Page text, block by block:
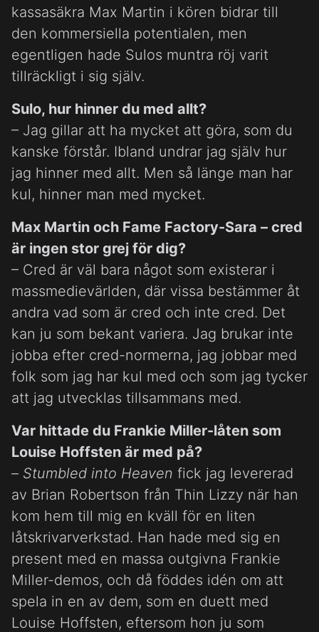
kassasäkra Max Martin i kören bidrar till
den kommersiella potentialen, men
egentligen hade Sulos muntra röj varit
tillräckligt i sig själv.
Sulo, hur hinner du med allt?
– Jag gillar att ha mycket att göra, som du
kanske förstår. Ibland undrar jag själv hur
jag hinner med allt. Men så länge man har
kul, hinner man med mycket.
Max Martin och Fame Factory-Sara – cred
är ingen stor grej för dig?
– Cred är väl bara något som existerar i
massmedievärlden, där vissa bestämmer åt
andra vad som är cred och inte cred. Det
kan ju som bekant variera. Jag brukar inte
jobba efter cred-normerna, jag jobbar med
folk som jag har kul med och som jag tycker
att jag utvecklas tillsammans med.
Var hittade du Frankie Miller-låten som
Louise Hoffsten är med på?
– Stumbled into Heaven fick jag levererad
av Brian Robertson från Thin Lizzy när han
kom hem till mig en kväll för en liten
låtskrivarverkstad. Han hade med sig en
present med en massa outgivna Frankie
Miller-demos, och då föddes idén om att
spela in en av dem, som en duett med
Louise Hoffsten, eftersom hon ju som